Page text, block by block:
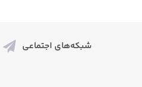
شبکه‌های اجتماعی